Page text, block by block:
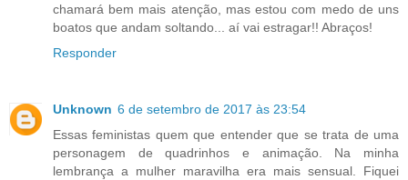
chamará bem mais atenção, mas estou com medo de uns
boatos que andam soltando... aí vai estragar!! Abraços!
Responder
Unknown 6 de setembro de 2017 às 23:54
Essas feministas quem que entender que se trata de uma
personagem de quadrinhos e animação. Na minha
lembrança a mulher maravilha era mais sensual. Fiquei